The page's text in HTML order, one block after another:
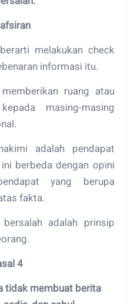
melakukan check
informasi itu.
ruang atau
masing-masing
adalah pendapat
berbeda dengan opini
yang berupa
fakta.
adalah prinsip
4
tidak membuat berita